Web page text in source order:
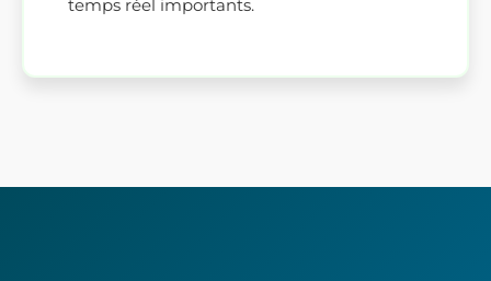
temps réel importants.